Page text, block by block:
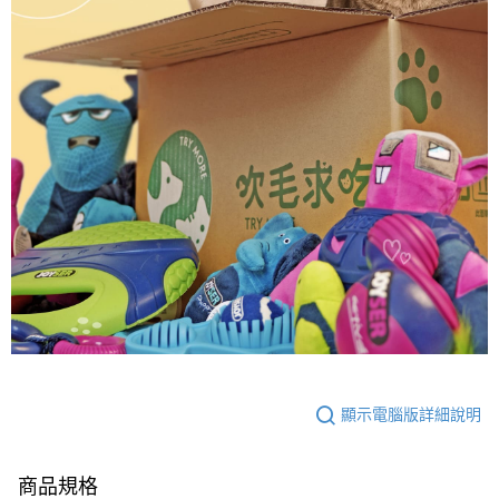
顯示電腦版詳細說明
商品規格